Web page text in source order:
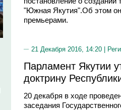
"Южная Якутия".Об этом
премьерами.
21 Декабря 2016, 14:20 |
Парламент Якутии
доктрину
20 декабря в ходе
заседания